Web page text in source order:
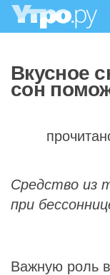
Вкусное
сон
Средство из
при
Важную роль в